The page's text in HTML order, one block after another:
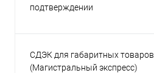
подтверждении
СДЭК для габаритных товаров
(Магистральный экспресс)